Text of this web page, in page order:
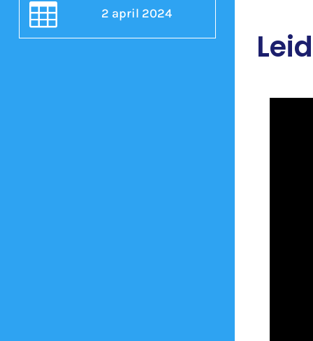
 2 april 2024